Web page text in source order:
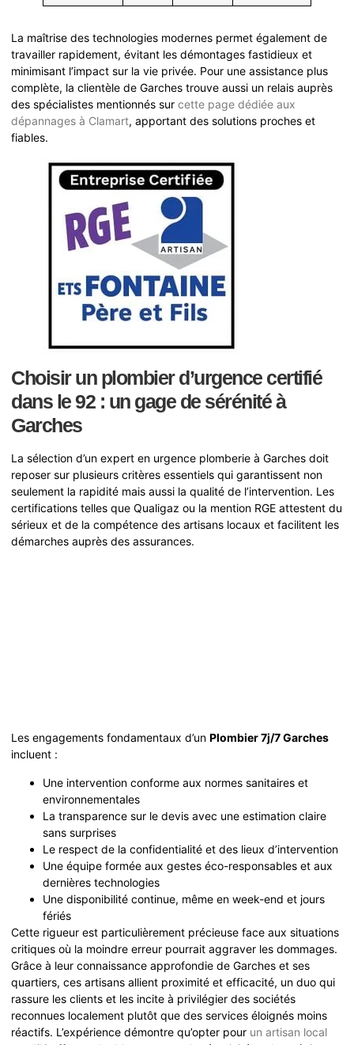
La maîtrise des technologies modernes permet également de
travailler rapidement, évitant les démontages fastidieux et
minimisant l’impact sur la vie privée. Pour une assistance plus
complète, la clientèle de Garches trouve aussi un relais auprès
des spécialistes mentionnés sur cette page dédiée aux
dépannages à Clamart, apportant des solutions proches et
fiables.
Choisir un plombier d’urgence certifié
dans le 92 : un gage de sérénité à
Garches
La sélection d’un expert en urgence plomberie à Garches doit
reposer sur plusieurs critères essentiels qui garantissent non
seulement la rapidité mais aussi la qualité de l’intervention. Les
certifications telles que Qualigaz ou la mention RGE attestent du
sérieux et de la compétence des artisans locaux et facilitent les
démarches auprès des assurances.
Les engagements fondamentaux d’un Plombier 7j/7 Garches
incluent :
Une intervention conforme aux normes sanitaires et
environnementales
La transparence sur le devis avec une estimation claire
sans surprises
Le respect de la confidentialité et des lieux d’intervention
Une équipe formée aux gestes éco-responsables et aux
dernières technologies
Une disponibilité continue, même en week-end et jours
fériés
Cette rigueur est particulièrement précieuse face aux situations
critiques où la moindre erreur pourrait aggraver les dommages.
Grâce à leur connaissance approfondie de Garches et ses
quartiers, ces artisans allient proximité et efficacité, un duo qui
rassure les clients et les incite à privilégier des sociétés
reconnues localement plutôt que des services éloignés moins
réactifs. L’expérience démontre qu’opter pour un artisan local